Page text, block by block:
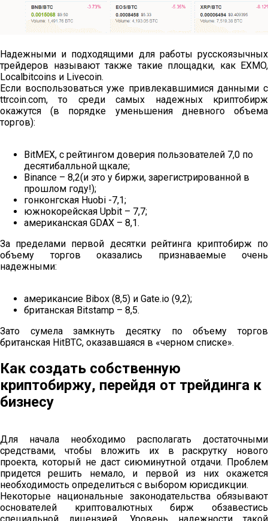
Надежными и подходящими для работы русскоязычных
трейдеров называют также такие площадки, как EXMO,
Localbitcoins и Livecoin.
Если воспользоваться уже привлекавшимися данными с
ttrcoin.com, то среди самых надежных криптобирж
окажутся (в порядке уменьшения дневного объема
торгов):
BitMEX, с рейтингом доверия пользователей 7,0 по
десятибалльной щкале;
Binance – 8,2(и это у биржи, зарегистрированной в
прошлом году!);
гонконгская Huobi -7,1;
южнокорейская Upbit – 7,7;
американская GDAX – 8,1.
За пределами первой десятки рейтинга криптобирж по
объему торгов оказались признаваемые очень
надежными:
американсие Bibox (8,5) и Gate.io (9,2);
британская Bitstamp – 8,5.
Зато сумела замкнуть десятку по объему торгов
британская HitBTC, оказавшаяся в «черном списке».
Как создать собственную
криптобиржу, перейдя от трейдинга к
бизнесу
Для начала необходимо располагать достаточными
средствами, чтобы вложить их в раскрутку нового
проекта, который не даст сиюминутной отдачи. Проблем
придется решить немало, и первой из них окажется
необходимость определиться с выбором юрисдикции.
Некоторые национальные законодательства обязывают
основателей криптовалютных бирж обзавестись
специальной лицензией. Уровень надежности такой